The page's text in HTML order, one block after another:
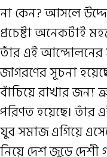
না কেন? আসলে
প্রচেষ্টা অনেকটাই
তাঁর এই আন্দোলনের
জাগরণের সূচনা
বাঁচিয়ে রাখার জন্য
পরিণত হয়েছে।
যুব সমাজ এগিয়ে
নিয়ে দেশ জুড়ে দেশী